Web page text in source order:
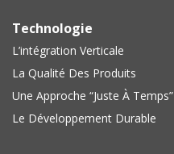
Technologie
L’intégration Verticale
La Qualité Des Produits
Une Approche “Juste À Temps”
Le Développement Durable